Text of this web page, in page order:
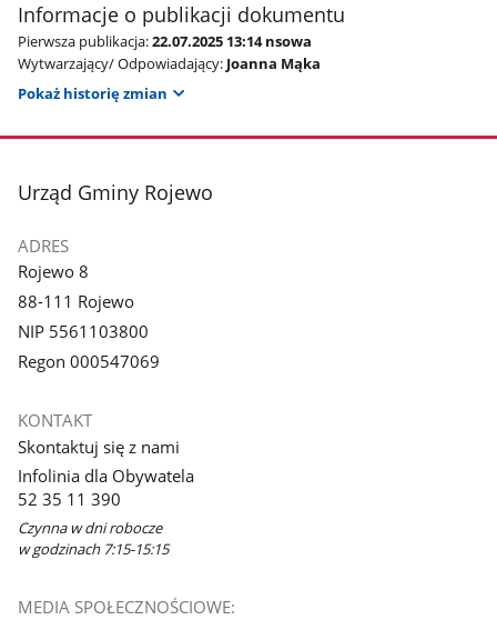
Informacje o publikacji dokumentu
Pierwsza publikacja:22.07.2025 13:14 nsowa
Wytwarzający/ Odpowiadający: Joanna Mąka
Pokaż historię zmian
stopka
Urząd Gminy Rojewo
ADRES
Rojewo 8
88-111 Rojewo
NIP 5561103800
Regon 000547069
KONTAKT
Skontaktuj się z nami
Infolinia dla Obywatela
52 35 11 390
Czynna w dni robocze
w godzinach 7:15-15:15
MEDIA SPOŁECZNOŚCIOWE: